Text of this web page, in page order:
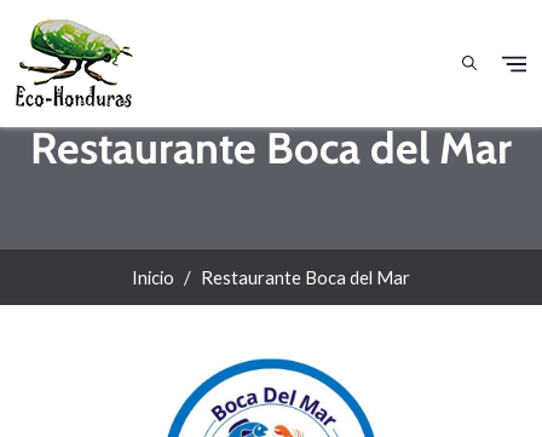
Restaurante Boca del Mar
Inicio Restaurante Boca del Mar